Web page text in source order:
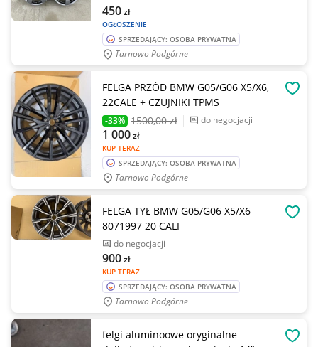
OGŁOSZENIE
450zł
SPRZEDAJĄCY: OSOBA PRYWATNA
Tarnowo Podgórne
FELGA PRZÓD BMW G05/G06 X5/X6,
22CALE + CZUJNIKI TPMS
-33% 1500,00 zł do negocjacji
KUP TERAZ
1 000zł
SPRZEDAJĄCY: OSOBA PRYWATNA
Tarnowo Podgórne
FELGA TYŁ BMW G05/G06 X5/X6
8071997 20 CALI
do negocjacji
KUP TERAZ
900zł
SPRZEDAJĄCY: OSOBA PRYWATNA
Tarnowo Podgórne
felgi aluminoowe oryginalne